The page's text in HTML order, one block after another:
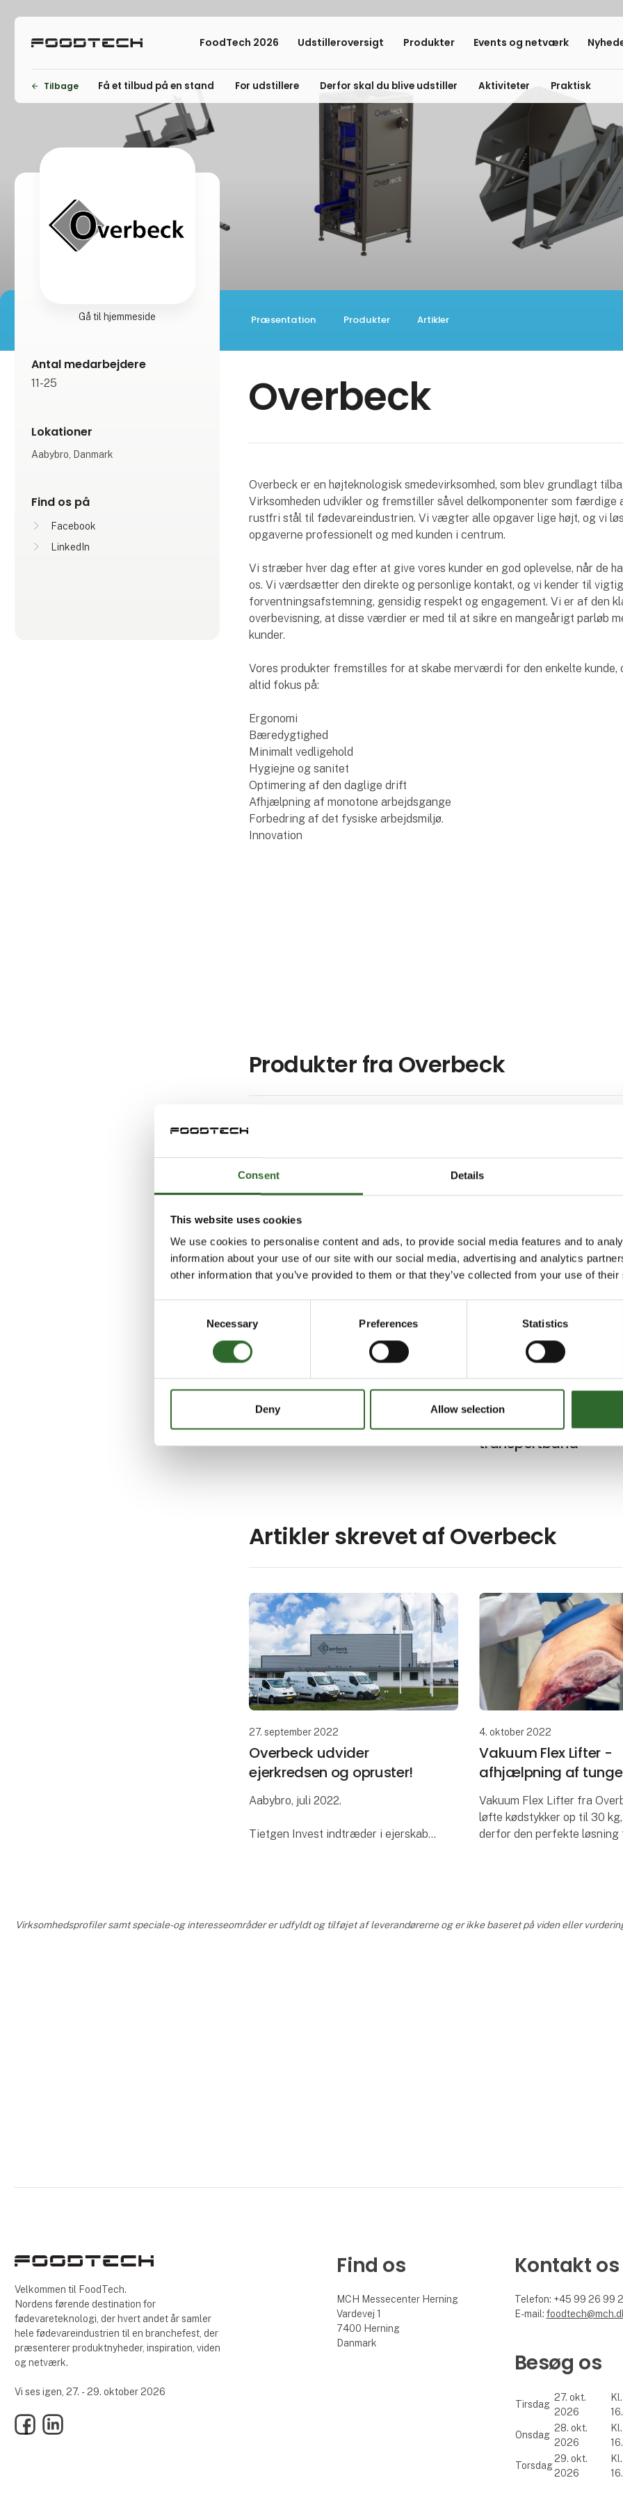
Consent Details
This website uses cookies
We use cookies to personalise content and ads, to provide social media features and to
information about your use of our site with our social media, advertising and analytics
other information that you’ve provided to them or that they’ve collected from your use of
Necessary Preferences Statistics
Deny Allow selection
FoodTech 2026 Udstilleroversigt Produkter Events og netværk
Tilbage Få et tilbud på en stand For udstillere Derfor skal du blive udstiller Aktiviteter Praktisk
Præsentation Produkter Artikler
Gå til hjemmeside
Antal medarbejdere
11-25
Lokationer
Aabybro, Danmark
Find os på
Facebook
LinkedIn
Overbeck
Overbeck er en højteknologisk smedevirksomhed, som blev grundlagt
Virksomheden udvikler og fremstiller såvel delkomponenter som færdige
rustfri stål til fødevareindustrien. Vi vægter alle opgaver lige højt, og vi
opgaverne professionelt og med kunden i centrum.
Vi stræber hver dag efter at give vores kunder en god oplevelse, når de
os. Vi værdsætter den direkte og personlige kontakt, og vi kender til
forventningsafstemning, gensidig respekt og engagement. Vi er af den
overbevisning, at disse værdier er med til at sikre en mangeårigt parløb
kunder.
Vores produkter fremstilles for at skabe merværdi for den enkelte kunde,
altid fokus på:
Ergonomi
Bæredygtighed
Minimalt vedligehold
Hygiejne og sanitet
Optimering af den daglige drift
Afhjælpning af monotone arbejdsgange
Forbedring af det fysiske arbejdsmiljø.
Innovation
Produkter fra Overbeck
Transportører
Mobil kartipper FT-06
Elevatorvogn
Modul opbygget
transportbånd
Artikler skrevet af Overbeck
27. september 2022
Overbeck udvider
ejerkredsen og opruster!
Aabybro, juli 2022.
Tietgen Invest indtræder i ejerskabet
Overbeck de seneste
4. oktober 2022
Vakuum Flex Lifter -
afhjælpning af
Vakuum Flex Lifter fra
løfte kødstykker op til 30
derfor den perfekte løsning
Virksomhedsprofiler samt speciale- og interesseområder er udfyldt og tilføjet af leverandørerne og er ikke baseret på viden eller
Velkommen til FoodTech.
Nordens førende destination for
fødevareteknologi, der hvert andet år samler
hele fødevareindustrien til en branchefest, der
præsenterer produktnyheder, inspiration, viden
og netværk.
Vi ses igen, 27. - 29. oktober 2026
FacebookLinkedIn
Find os
MCH Messecenter Herning
Vardevej 1
7400 Herning
Danmark
Kontakt os
Telefon: +45 99 26 99
E-mail:
Besøg os
Tirsdag
27. okt.
2026
Onsdag
28. okt.
2026
Torsdag
29. okt.
2026